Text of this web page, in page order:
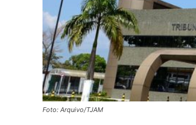
Foto: Arquivo/TJAM